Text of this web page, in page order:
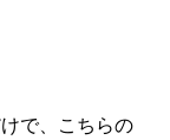
で、こちらの